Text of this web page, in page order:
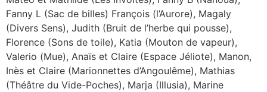
Fanny L (Sac de billes) François (l’Aurore), Magaly
(Divers Sens), Judith (Bruit de l’herbe qui pousse),
Florence (Sons de toile), Katia (Mouton de vapeur),
Valerio (Mue), Anaïs et Claire (Espace Jéliote), Manon,
Inès et Claire (Marionnettes d’Angoulême), Mathias
(Théâtre du Vide-Poches), Marja (Illusia), Marine